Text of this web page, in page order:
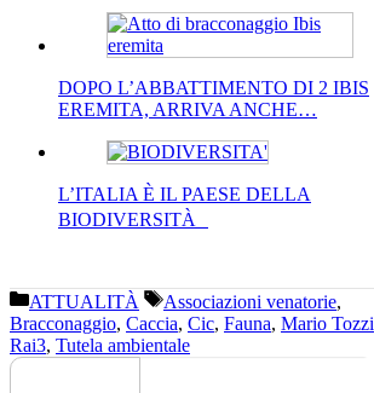
DOPO L’ABBATTIMENTO DI 2 IBIS
EREMITA, ARRIVA ANCHE…
L’ITALIA È IL PAESE DELLA
BIODIVERSITÀ
Categorie
ATTUALITÀ Tag
Associazioni venatorie,
Bracconaggio, Caccia, Cic, Fauna, Mario Tozzi
Rai3, Tutela ambientale